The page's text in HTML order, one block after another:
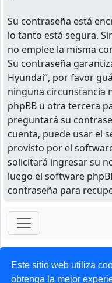
Este sitio web utiliza
obtenga la mejor
Su contraseña está
lo tanto está segura.
no emplee la misma
Su contraseña
Hyundai”, por favor
ninguna circunstancia
phpBB u otra tercera
preguntará su
cuenta, puede usar el
provisto por el
solicitará ingresar su
luego el software
contraseña para